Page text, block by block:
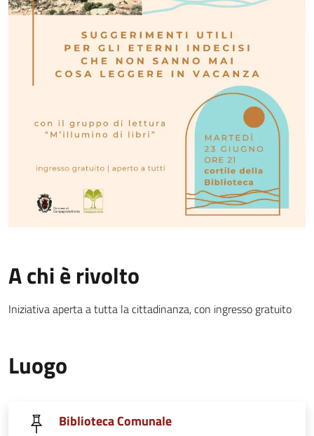
A chi è rivolto
Iniziativa aperta a tutta la cittadinanza, con ingresso gratuito
Luogo
Biblioteca Comunale